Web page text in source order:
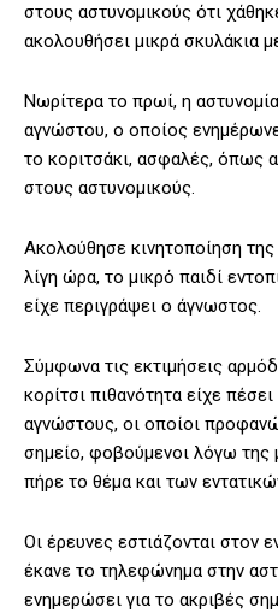
στους αστυνομικούς ότι
ακολουθήσει μικρά σκυλάκια
Νωρίτερα το πρωί, η
αγνώστου, ο οποίος
το κοριτσάκι, ασφαλές, όπως
στους αστυνομικούς.
Ακολούθησε κινητοποίηση
λίγη ώρα, το μικρό παιδί
είχε περιγράψει ο άγνωστος.
Σύμφωνα τις εκτιμήσεις
κορίτσι πιθανότητα είχε
αγνώστους, οι οποίοι
σημείο, φοβούμενοι λόγω της
πήρε το θέμα και των
Οι έρευνες εστιάζονται στον
έκανε το τηλεφώνημα στην
ενημερώσει για το ακριβές